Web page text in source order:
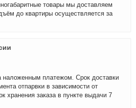
товары мы доставляем
до квартиры осуществляется за
наложенным платежом. Срок доставки
отпарвки в зависимости от
хранения заказа в пункте выдачи 7